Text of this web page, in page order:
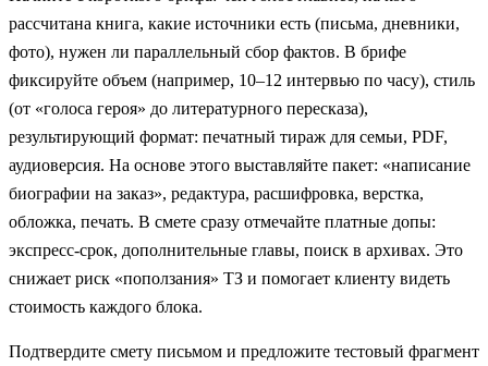
рассчитана книга, какие источники есть (письма, дневники,
фото), нужен ли параллельный сбор фактов. В брифе
фиксируйте объем (например, 10–12 интервью по часу), стиль
(от «голоса героя» до литературного пересказа),
результирующий формат: печатный тираж для семьи, PDF,
аудиоверсия. На основе этого выставляйте пакет: «написание
биографии на заказ», редактура, расшифровка, верстка,
обложка, печать. В смете сразу отмечайте платные допы:
экспресс-срок, дополнительные главы, поиск в архивах. Это
снижает риск «поползания» ТЗ и помогает клиенту видеть
стоимость каждого блока.
Подтвердите смету письмом и предложите тестовый фрагмент